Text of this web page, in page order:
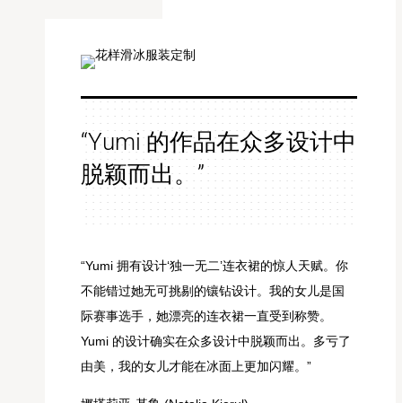
“Yumi 的作品在众多设计中
脱颖而出。”
“Yumi 拥有设计‘独一无二’连衣裙的惊人天赋。你
不能错过她无可挑剔的镶钻设计。我的女儿是国
际赛事选手，她漂亮的连衣裙一直受到称赞。
Yumi 的设计确实在众多设计中脱颖而出。多亏了
由美，我的女儿才能在冰面上更加闪耀。”